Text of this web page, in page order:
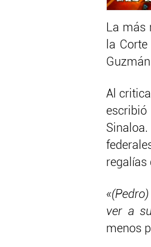
La más
la
Al
regalías
ver a
menos